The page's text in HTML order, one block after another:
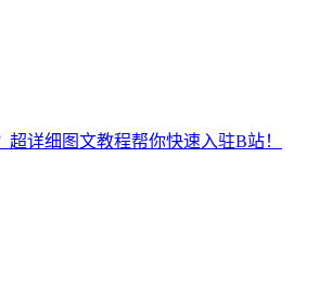
详细图文教程帮你快速入驻B站！